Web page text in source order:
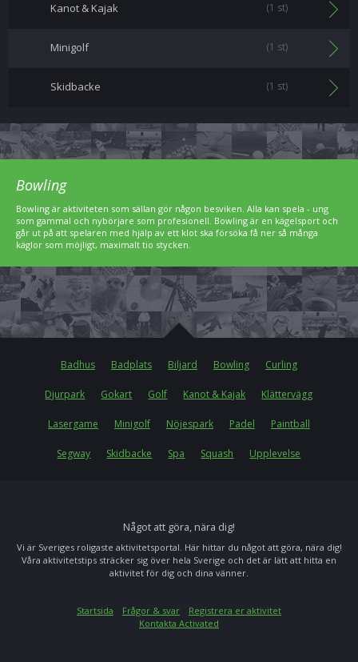
Kanot & Kajak (1 st)
Minigolf (1 st)
Skidbacke (1 st)
Bowling
Bowling är aktiviteten som sällan gör någon besviken. Alla kan spela - ung
som gammal och nybörjare som profesionell. Bowling är en kägelsport och
går ut på att spelaren med hjälp av ett klot ska försöka få ner så många
käglor som möjligt, maximalt tio stycken.
Badhus Badplats Biljard Bowling Curling
Djurpark Gokart Golf Kanot & Kajak Klättervägg
Lasergame Minigolf Nöjespark Padel Paintball
Segway Skidbacke Spa Squash Upplevelse
Något att göra, nära dig!
Vi är Sveriges roligaste aktivitetsportal. Här hittar du något att göra, nära dig!
Våra aktivitetstips sträcker sig över hela Sverige och det är lätt att hitta en
aktivitet för dig och dina vänner.
Startsida Frågor & svar
Registrera er aktivitet
Kontakta Activated